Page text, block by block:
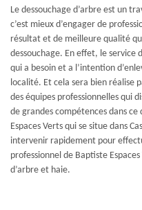
Le dessouchage d’arbre est un
c’est mieux d’engager de
résultat et de meilleure qualité
dessouchage. En effet, le service
qui a besoin et a l’intention
localité. Et cela sera bien réalise
des équipes professionnelles qui
de grandes compétences dans
Espaces Verts qui se situe dans
intervenir rapidement pour
professionnel de Baptiste
d’arbre et haie.